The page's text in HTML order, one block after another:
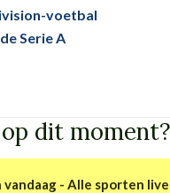
voetbal
Serie A
dit moment?
vandaag - Alle sporten